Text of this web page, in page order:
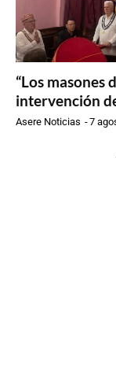
“Los masones
intervención
Asere Noticias -7